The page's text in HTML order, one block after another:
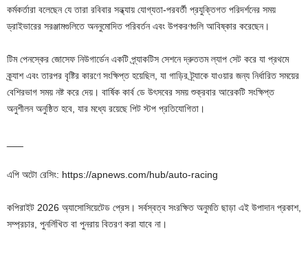
কর্মকর্তারা বলেছেন যে তারা রবিবার সন্ধ্যায় যোগ্যতা-পরবর্তী প্রযুক্তিগত পরিদর্শনের সময়
ড্রাইভারের সরঞ্জামগুলিতে অননুমোদিত পরিবর্তন এবং উপকরণগুলি আবিষ্কার করেছেন।
টিম পেনস্কের জোসেফ নিউগার্ডেন একটি প্র্যাকটিস সেশনে দ্রুততম ল্যাপ সেট করে যা প্রথমে
ক্র্যাশ এবং তারপর বৃষ্টির কারণে সংক্ষিপ্ত হয়েছিল, যা গাড়ির ট্র্যাকে যাওয়ার জন্য নির্ধারিত সময়ের
বেশিরভাগ সময় নষ্ট করে দেয়। বার্ষিক কার্ব ডে উৎসবের সময় শুক্রবার আরেকটি সংক্ষিপ্ত
অনুশীলন অনুষ্ঠিত হবে, যার মধ্যে রয়েছে পিট স্টপ প্রতিযোগিতা।
এপি অটো রেসিং: https://apnews.com/hub/auto-racing
কপিরাইট 2026 অ্যাসোসিয়েটেড প্রেস। সর্বস্বত্ব সংরক্ষিত অনুমতি ছাড়া এই উপাদান প্রকাশ,
সম্প্রচার, পুনর্লিখিত বা পুনরায় বিতরণ করা যাবে না।